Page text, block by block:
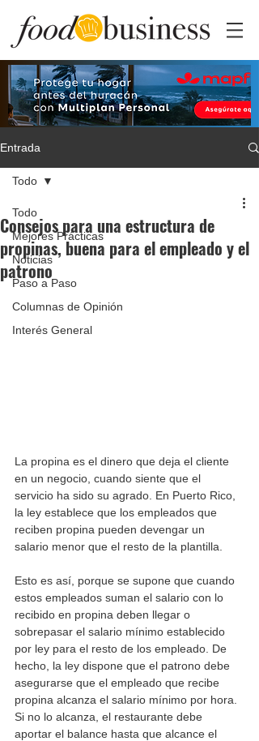
Entrada
Todo
Mejores Prácticas
Noticias
Paso a Paso
Columnas de Opinión
Interés General
Todo
Consejos para una estructura de
propinas, buena para el empleado y el
patrono
La propina es el dinero que deja el cliente
en un negocio, cuando siente que el
servicio ha sido su agrado. En Puerto Rico,
la ley establece que los empleados que
reciben propina pueden devengar un
salario menor que el resto de la plantilla.
Esto es así, porque se supone que cuando
estos empleados suman el salario con lo
recibido en propina deben llegar o
sobrepasar el salario mínimo establecido
por ley para el resto de los empleado. De
hecho, la ley dispone que el patrono debe
asegurarse que el empleado que recibe
propina alcanza el salario mínimo por hora.
Si no lo alcanza, el restaurante debe
aportar el balance hasta que alcance el